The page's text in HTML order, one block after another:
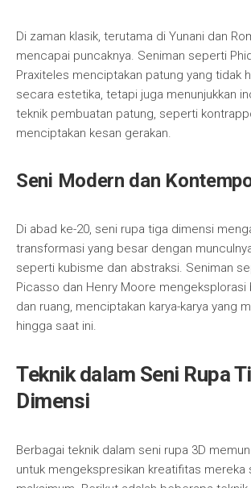
Di zaman klasik, terutama di Yunani dan
mencapai puncaknya. Seniman seperti
Praxiteles menciptakan patung yang tidak
secara estetika, tetapi juga menunjukkan
teknik pembuatan patung, seperti
menciptakan kesan gerakan.
Seni Modern dan
Di abad ke-20, seni rupa tiga dimensi
transformasi yang besar dengan
seperti kubisme dan abstraksi. Seniman
Picasso dan Henry Moore mengeksplorasi
dan ruang, menciptakan karya-karya yang
hingga saat ini.
Teknik dalam Seni Rupa
Dimensi
Berbagai teknik dalam seni rupa 3D
untuk mengekspresikan kreatifitas mereka